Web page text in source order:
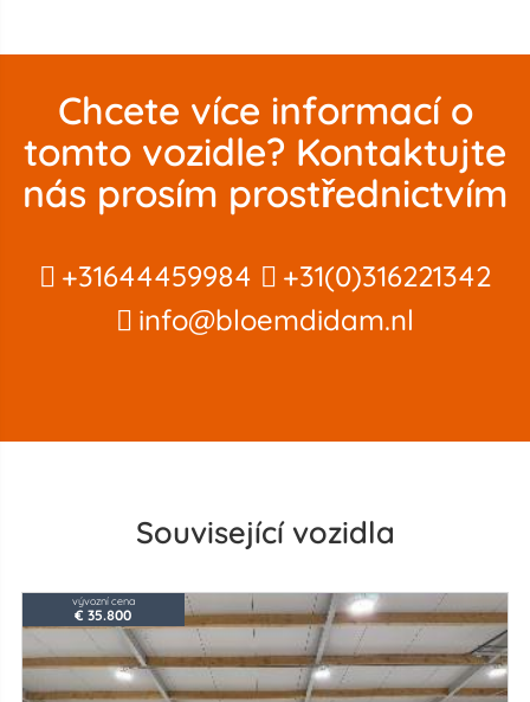
Chcete více informací o
tomto vozidle? Kontaktujte
nás prosím prostřednictvím
+31644459984
+31(0)316221342
info@bloemdidam.nl
Související vozidla
vývozní cena
€ 35.800